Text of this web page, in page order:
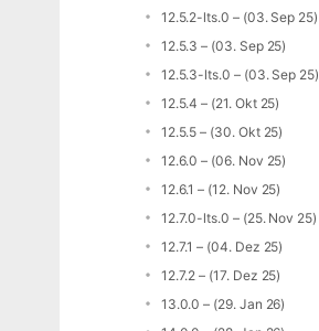
12.5.2-lts.0 – (03. Sep 25)
12.5.3 – (03. Sep 25)
12.5.3-lts.0 – (03. Sep 25)
12.5.4 – (21. Okt 25)
12.5.5 – (30. Okt 25)
12.6.0 – (06. Nov 25)
12.6.1 – (12. Nov 25)
12.7.0-lts.0 – (25. Nov 25)
12.7.1 – (04. Dez 25)
12.7.2 – (17. Dez 25)
13.0.0 – (29. Jan 26)